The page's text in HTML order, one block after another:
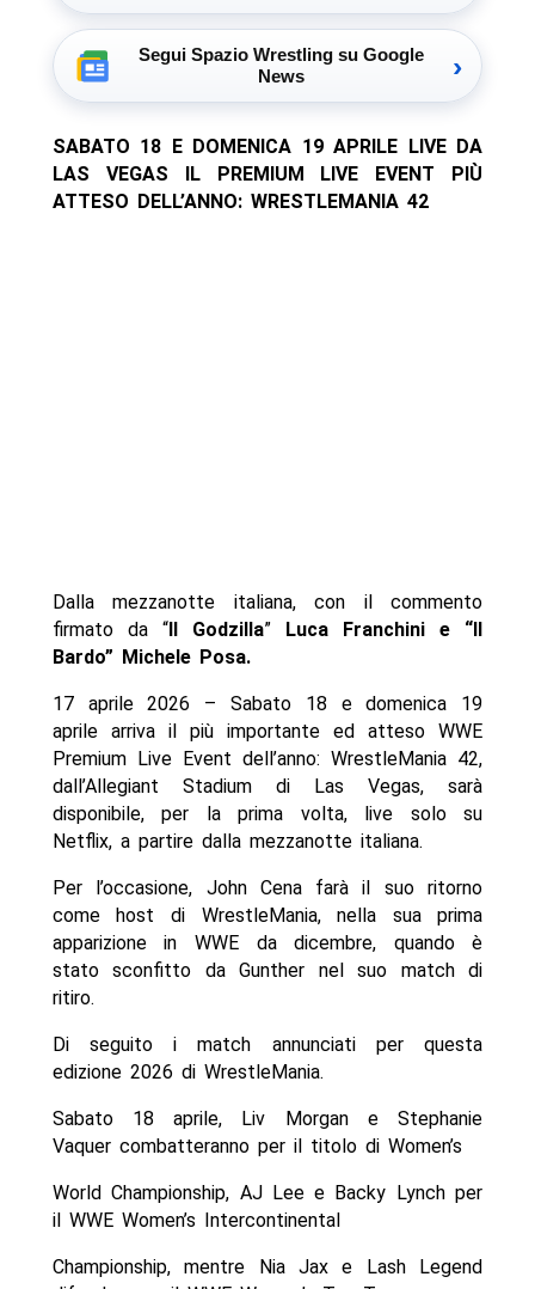
Segui Spazio Wrestling su Google
News
›
SABATO 18 E DOMENICA 19 APRILE LIVE DA
LAS VEGAS IL PREMIUM LIVE EVENT PIÙ
ATTESO DELL’ANNO: WRESTLEMANIA 42
Dalla mezzanotte italiana, con il commento
firmato da “Il Godzilla”
Luca Franchini e “Il
Bardo” Michele Posa.
17 aprile 2026 – Sabato 18 e domenica 19
aprile arriva il più importante ed atteso WWE
Premium Live Event dell’anno: WrestleMania 42,
dall’Allegiant Stadium di Las Vegas, sarà
disponibile, per la prima volta, live solo su
Netflix, a partire dalla mezzanotte italiana.
Per l’occasione, John Cena farà il suo ritorno
come host di WrestleMania, nella sua prima
apparizione in WWE da dicembre, quando è
stato sconfitto da Gunther nel suo match di
ritiro.
Di seguito i match annunciati per questa
edizione 2026 di WrestleMania.
Sabato 18 aprile, Liv Morgan e Stephanie
Vaquer combatteranno per il titolo di Women’s
World Championship, AJ Lee e Backy Lynch per
il WWE Women’s Intercontinental
Championship, mentre Nia Jax e Lash Legend